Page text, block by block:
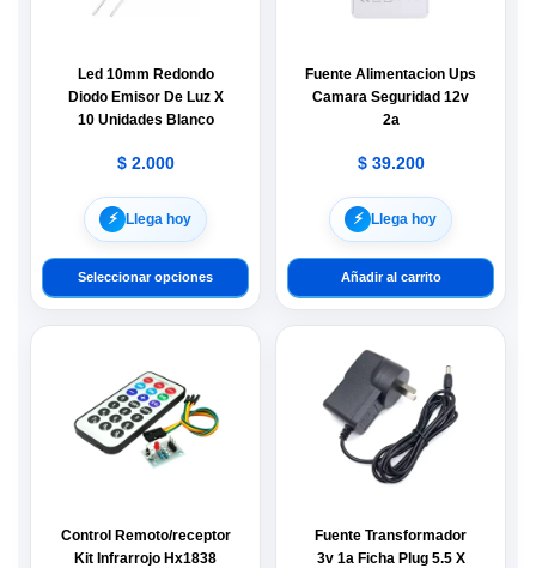
Led 10mm Redondo
Diodo Emisor De Luz X
10 Unidades Blanco
$2.000
⚡︎ Llega hoy
Seleccionar opciones
Fuente Alimentacion Ups
Camara Seguridad 12v
2a
$39.200
⚡︎ Llega hoy
Añadir al carrito
Control Remoto/receptor
Kit Infrarrojo Hx1838
Fuente Transformador
3v 1a Ficha Plug 5.5 X